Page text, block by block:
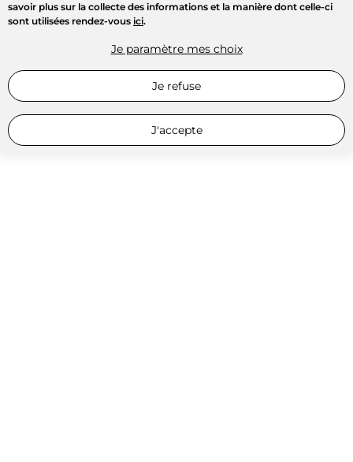
savoir plus sur la collecte des informations et la manière dont celle-ci
sont utilisées rendez-vous ici.
Je paramètre mes choix
Je refuse
J'accepte